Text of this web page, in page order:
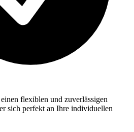
flexiblen und zuverlässigen
sich perfekt an Ihre individuellen